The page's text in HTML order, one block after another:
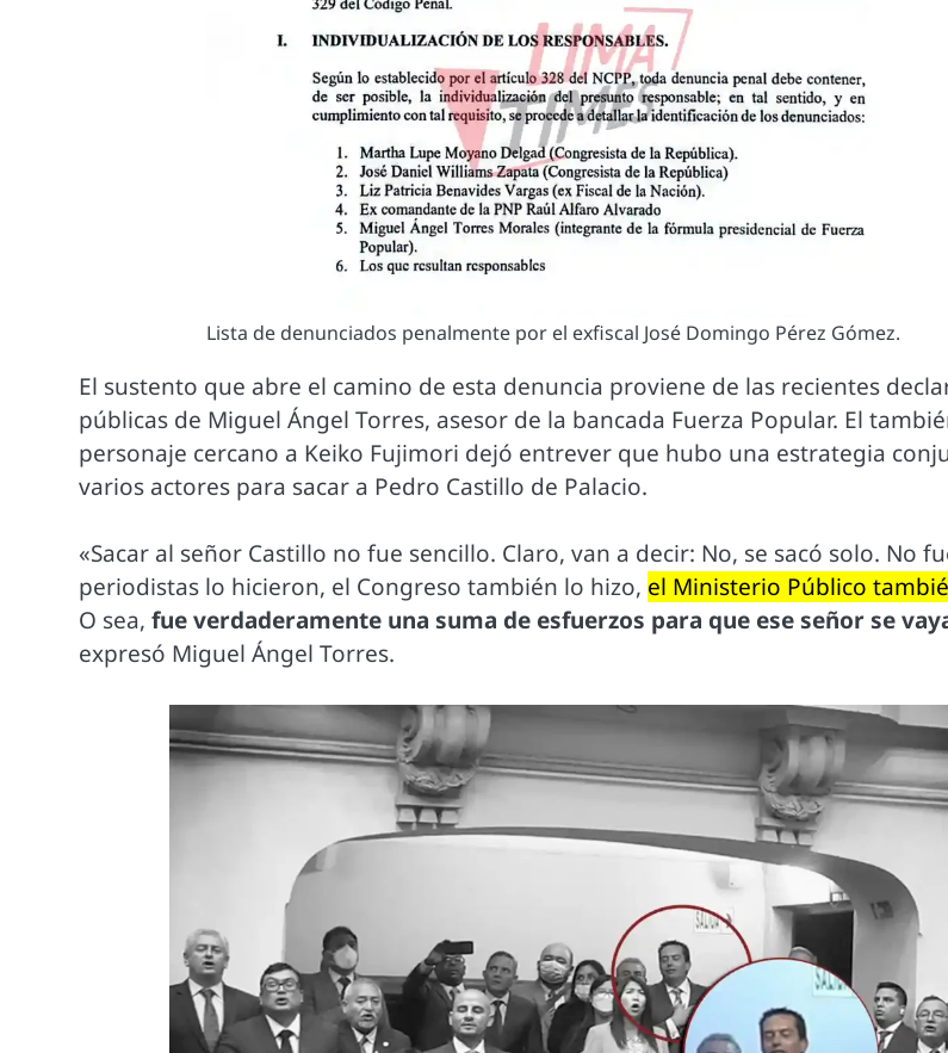
Lista de denunciados penalmente por el exfiscal José Domingo Pérez Gómez.
El sustento que abre el camino de esta denuncia proviene de las recientes
públicas de Miguel Ángel Torres, asesor de la bancada Fuerza Popular. El
personaje cercano a Keiko Fujimori dejó entrever que hubo una estrategia
varios actores para sacar a Pedro Castillo de Palacio.
«Sacar al señor Castillo no fue sencillo. Claro, van a decir: No, se sacó solo. No
periodistas lo hicieron, el Congreso también lo hizo, el Ministerio Público
O sea,fue verdaderamente una suma de esfuerzos para que ese señor se
expresó Miguel Ángel Torres.